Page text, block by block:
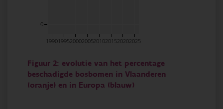
19901995200020052010201520202025
0
Figuur 2: evolutie van het percentage
beschadigde bosbomen in Vlaanderen
(oranje) en in Europa (blauw)